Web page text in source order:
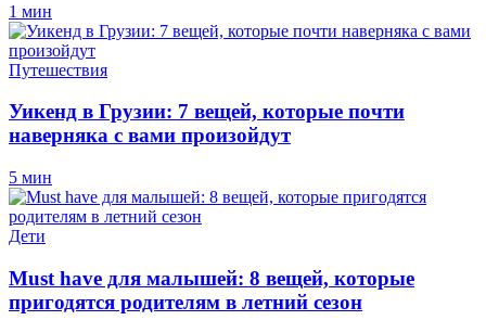
1 мин
Путешествия
Уикенд в Грузии: 7 вещей, которые почти
наверняка с вами произойдут
5 мин
Дети
Must have для малышей: 8 вещей, которые
пригодятся родителям в летний сезон